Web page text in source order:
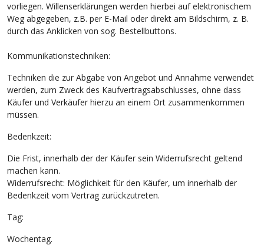
vorliegen. Willenserklärungen werden hierbei auf elektronischem
Weg abgegeben, z.B. per E-Mail oder direkt am Bildschirm, z. B.
durch das Anklicken von sog. Bestellbuttons.
Kommunikationstechniken:
Techniken die zur Abgabe von Angebot und Annahme verwendet
werden, zum Zweck des Kaufvertragsabschlusses, ohne dass
Käufer und Verkäufer hierzu an einem Ort zusammenkommen
müssen.
Bedenkzeit:
Die Frist, innerhalb der der Käufer sein Widerrufsrecht geltend
machen kann.
Widerrufsrecht: Möglichkeit für den Käufer, um innerhalb der
Bedenkzeit vom Vertrag zurückzutreten.
Tag:
Wochentag.